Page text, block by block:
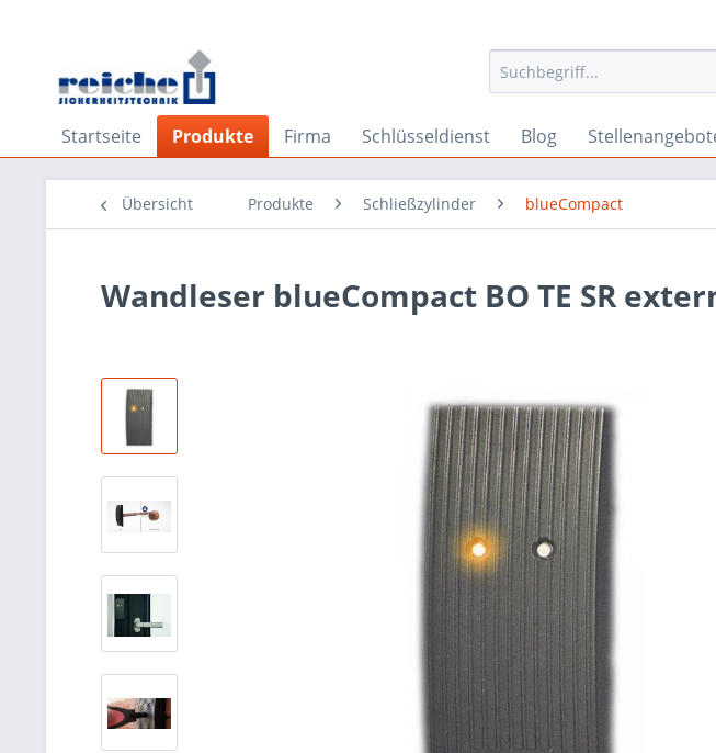
Startseite Produkte Firma Schlüsseldienst Blog
Übersicht Produkte Schließzylinder blueCompact
Wandleser blueCompact BO TE SR